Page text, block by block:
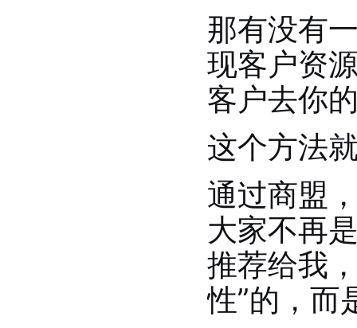
那有没有
现客户资
客户去你
这个方法
通过商盟
大家不再
推荐给我
性”的，而